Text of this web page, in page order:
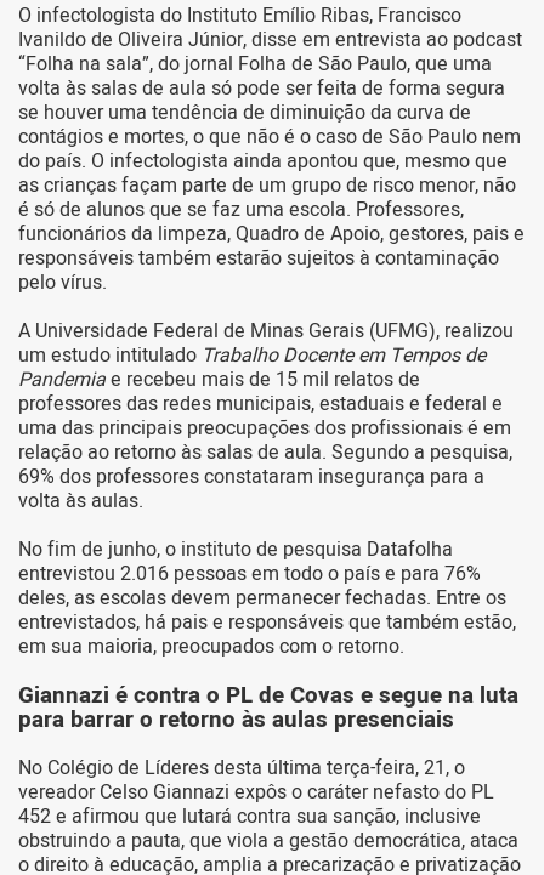
O infectologista do Instituto Emílio Ribas, Francisco
Ivanildo de Oliveira Júnior, disse em entrevista ao podcast
“Folha na sala”, do jornal Folha de São Paulo, que uma
volta às salas de aula só pode ser feita de forma segura
se houver uma tendência de diminuição da curva de
contágios e mortes, o que não é o caso de São Paulo nem
do país. O infectologista ainda apontou que, mesmo que
as crianças façam parte de um grupo de risco menor, não
é só de alunos que se faz uma escola. Professores,
funcionários da limpeza, Quadro de Apoio, gestores, pais e
responsáveis também estarão sujeitos à contaminação
pelo vírus.
A Universidade Federal de Minas Gerais (UFMG), realizou
um estudo intitulado Trabalho Docente em Tempos de
Pandemiae recebeu mais de 15 mil relatos de
professores das redes municipais, estaduais e federal e
uma das principais preocupações dos profissionais é em
relação ao retorno às salas de aula. Segundo a pesquisa,
69% dos professores constataram insegurança para a
volta às aulas.
No fim de junho, o instituto de pesquisa Datafolha
entrevistou 2.016 pessoas em todo o país e para 76%
deles, as escolas devem permanecer fechadas. Entre os
entrevistados, há pais e responsáveis que também estão,
em sua maioria, preocupados com o retorno.
Giannazi é contra o PL de Covas e segue na luta
para barrar o retorno às aulas presenciais
No Colégio de Líderes desta última terça-feira, 21, o
vereador Celso Giannazi expôs o caráter nefasto do PL
452 e afirmou que lutará contra sua sanção, inclusive
obstruindo a pauta, que viola a gestão democrática, ataca
o direito à educação, amplia a precarização e privatização